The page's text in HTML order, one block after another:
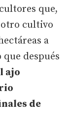
que,
otro cultivo
a
después
ajo
de